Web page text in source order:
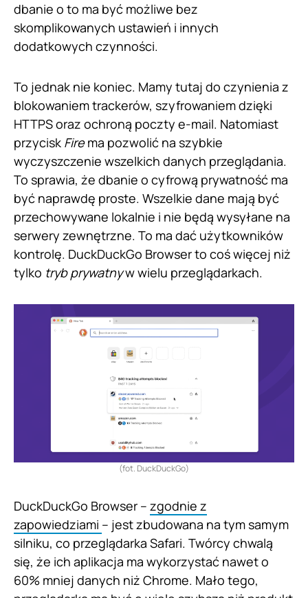
dbanie o to ma być możliwe bez
skomplikowanych ustawień i innych
dodatkowych czynności.
To jednak nie koniec. Mamy tutaj do czynienia z
blokowaniem trackerów, szyfrowaniem dzięki
HTTPS oraz ochroną poczty e-mail. Natomiast
przycisk Firema pozwolić na szybkie
wyczyszczenie wszelkich danych przeglądania.
To sprawia, że dbanie o cyfrową prywatność ma
być naprawdę proste. Wszelkie dane mają być
przechowywane lokalnie i nie będą wysyłane na
serwery zewnętrzne. To ma dać użytkowników
kontrolę. DuckDuckGo Browser to coś więcej niż
tylko tryb prywatnyw wielu przeglądarkach.
(fot. DuckDuckGo)
DuckDuckGo Browser – zgodnie z
zapowiedziami – jest zbudowana na tym samym
silniku, co przeglądarka Safari. Twórcy chwalą
się, że ich aplikacja ma wykorzystać nawet o
60% mniej danych niż Chrome. Mało tego,